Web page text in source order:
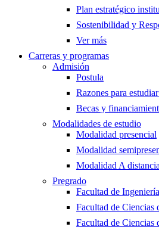
Plan estratégico
Sostenibilidad y
Ver más
Carreras y programas
Admisión
Postula
Razones para
Becas y
Modalidades de estudio
Modalidad presencial
Modalidad
Modalidad A distancia
Pregrado
Facultad de Ingeniería
Facultad de Ciencias
Facultad de Ciencias